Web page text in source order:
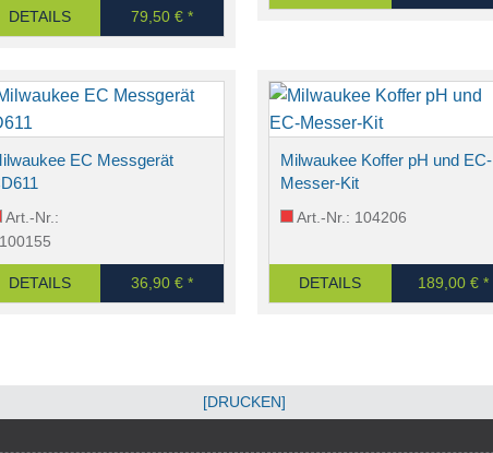
DETAILS 79,50 € *
EC Messgerät
Art.-Nr.:
DETAILS 36,90 € *
Milwaukee Koffer pH und EC-
Messer-Kit
Art.-Nr.: 104206
DETAILS 189,00 € *
[DRUCKEN]